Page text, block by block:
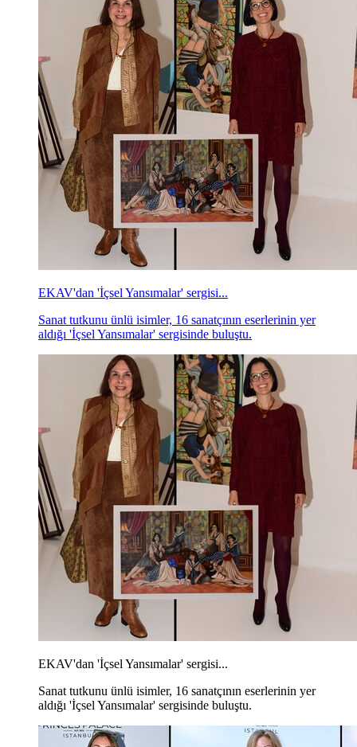
EKAV'dan 'İçsel Yansımalar' sergisi...
Sanat tutkunu ünlü isimler, 16 sanatçının eserlerinin yer
aldığı 'İçsel Yansımalar' sergisinde buluştu.
EKAV'dan 'İçsel Yansımalar' sergisi...
Sanat tutkunu ünlü isimler, 16 sanatçının eserlerinin yer
aldığı 'İçsel Yansımalar' sergisinde buluştu.